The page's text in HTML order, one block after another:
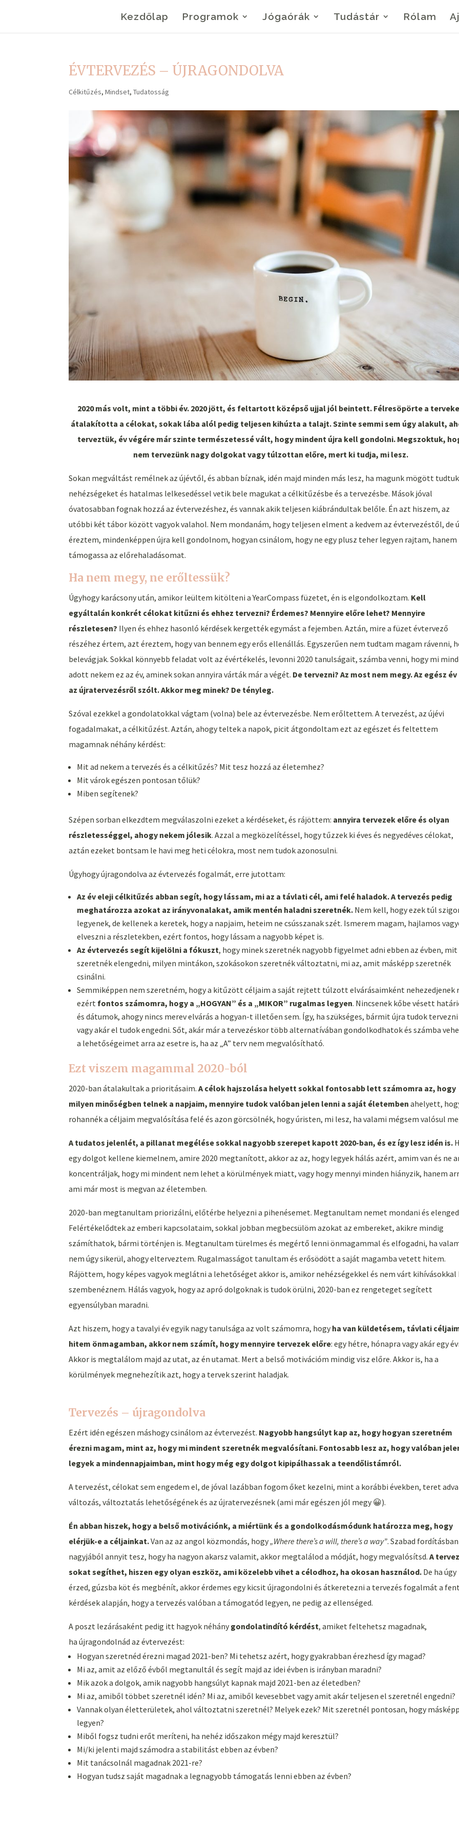
Kezdőlap Programok Jógaórák Tudástár Rólam
ÉVTERVEZÉS – ÚJRAGONDOLVA
Célkitűzés,Mindset,Tudatosság
2020 más volt, mint a többi év. 2020 jött, és feltartott középső ujjal jól beintett. Félresöpörte a
átalakította a célokat, sokak lába alól pedig teljesen kihúzta a talajt. Szinte semmi sem úgy alakult,
terveztük, év végére már szinte természetessé vált, hogy mindent újra kell gondolni. Megszoktuk,
nem tervezünk nagy dolgokat vagy túlzottan előre, mert ki tudja, mi lesz.
Sokan megváltást remélnek az újévtől, és abban bíznak, idén majd minden más lesz, ha magunk mögött
nehézségeket és hatalmas lelkesedéssel vetik bele magukat a célkitűzésbe és a tervezésbe. Mások jóval
óvatosabban fognak hozzá az évtervezéshez, és vannak akik teljesen kiábrándultak belőle. Én azt hiszem, az
utóbbi két tábor között vagyok valahol. Nem mondanám, hogy teljesen elment a kedvem az évtervezéstől, de
éreztem, mindenképpen újra kell gondolnom, hogyan csinálom, hogy ne egy plusz teher legyen rajtam, hanem
támogassa az előrehaladásomat.
Ha nem megy, ne erőltessük?
Úgyhogy karácsony után, amikor leültem kitölteni a YearCompass füzetet, én is elgondolkoztam. Kell
egyáltalán konkrét célokat kitűzni és ehhez tervezni? Érdemes? Mennyire előre lehet? Mennyire
részletesen? Ilyen és ehhez hasonló kérdések kergették egymást a fejemben. Aztán, mire a füzet évtervező
részéhez értem, azt éreztem, hogy van bennem egy erős ellenállás. Egyszerűen nem tudtam magam rávenni,
belevágjak. Sokkal könnyebb feladat volt az évértékelés, levonni 2020 tanulságait, számba venni, hogy mi
adott nekem ez az év, aminek sokan annyira várták már a végét. De tervezni? Az most nem megy. Az egész év
az újratervezésről szólt. Akkor meg minek? De tényleg.
Szóval ezekkel a gondolatokkal vágtam (volna) bele az évtervezésbe. Nem erőltettem. A tervezést, az újévi
fogadalmakat, a célkitűzést. Aztán, ahogy teltek a napok, picit átgondoltam ezt az egészet és feltettem
magamnak néhány kérdést:
Mit ad nekem a tervezés és a célkitűzés? Mit tesz hozzá az életemhez?
Mit várok egészen pontosan tőlük?
Miben segítenek?
Szépen sorban elkezdtem megválaszolni ezeket a kérdéseket, és rájöttem: annyira tervezek előre és olyan
részletességgel, ahogy nekem jólesik. Azzal a megközelítéssel, hogy tűzzek ki éves és negyedéves célokat,
aztán ezeket bontsam le havi meg heti célokra, most nem tudok azonosulni.
Úgyhogy újragondolva az évtervezés fogalmát, erre jutottam:
Az év eleji célkitűzés abban segít, hogy lássam, mi az a távlati cél, ami felé haladok. A tervezés pedig
meghatározza azokat az irányvonalakat, amik mentén haladni szeretnék. Nem kell, hogy ezek túl
legyenek, de kellenek a keretek, hogy a napjaim, heteim ne csússzanak szét. Ismerem magam, hajlamos
elveszni a részletekben, ezért fontos, hogy lássam a nagyobb képet is.
Az évtervezés segít kijelölni a fókuszt, hogy minek szeretnék nagyobb figyelmet adni ebben az évben, mit
szeretnék elengedni, milyen mintákon, szokásokon szeretnék változtatni, mi az, amit másképp szeretnék
csinálni.
Semmiképpen nem szeretném, hogy a kitűzött céljaim a saját rejtett túlzott elvárásaimként nehezedjenek
ezért fontos számomra, hogy a „HOGYAN” és a „MIKOR” rugalmas legyen. Nincsenek kőbe vésett
és dátumok, ahogy nincs merev elvárás a hogyan-t illetően sem. Így, ha szükséges, bármit újra tudok tervezni
vagy akár el tudok engedni. Sőt, akár már a tervezéskor több alternatívában gondolkodhatok és számba
a lehetőségeimet arra az esetre is, ha az „A” terv nem megvalósítható.
Ezt viszem magammal 2020-ból
2020-ban átalakultak a prioritásaim.A célok hajszolása helyett sokkal fontosabb lett számomra az, hogy
milyen minőségben telnek a napjaim, mennyire tudok valóban jelen lenni a saját életemben ahelyett,
rohannék a céljaim megvalósítása felé és azon görcsölnék, hogy úristen, mi lesz, ha valami mégsem valósul
A tudatos jelenlét, a pillanat megélése sokkal nagyobb szerepet kapott 2020-ban, és ez így lesz idén is.
egy dolgot kellene kiemelnem, amire 2020 megtanított, akkor az az, hogy legyek hálás azért, amim van és ne
koncentráljak, hogy mi mindent nem lehet a körülmények miatt, vagy hogy mennyi minden hiányzik, hanem
ami már most is megvan az életemben.
2020-ban megtanultam priorizálni, előtérbe helyezni a pihenésemet. Megtanultam nemet mondani és
Felértékelődtek az emberi kapcsolataim, sokkal jobban megbecsülöm azokat az embereket, akikre mindig
számíthatok, bármi történjen is. Megtanultam türelmes és megértő lenni önmagammal és elfogadni, ha
nem úgy sikerül, ahogy elterveztem. Rugalmasságot tanultam és erősödött a saját magamba vetett hitem.
Rájöttem, hogy képes vagyok meglátni a lehetőséget akkor is, amikor nehézségekkel és nem várt
szembenéznem. Hálás vagyok, hogy az apró dolgoknak is tudok örülni, 2020-ban ez rengeteget segített
egyensúlyban maradni.
Azt hiszem, hogy a tavalyi év egyik nagy tanulsága az volt számomra, hogy ha van küldetésem, távlati
hitem önmagamban, akkor nem számít, hogy mennyire tervezek előre: egy hétre, hónapra vagy akár egy
Akkor is megtalálom majd az utat, az én utamat. Mert a belső motivációm mindig visz előre. Akkor is, ha a
körülmények megnehezítik azt, hogy a tervek szerint haladjak.
Tervezés – újragondolva
Ezért idén egészen máshogy csinálom az évtervezést. Nagyobb hangsúlyt kap az, hogy hogyan szeretném
érezni magam, mint az, hogy mi mindent szeretnék megvalósítani. Fontosabb lesz az, hogy valóban
legyek a mindennapjaimban, mint hogy még egy dolgot kipipálhassak a teendőlistámról.
A tervezést, célokat sem engedem el, de jóval lazábban fogom őket kezelni, mint a korábbi években, teret
változás, változtatás lehetőségének és az újratervezésnek (ami már egészen jól megy 😀).
Én abban hiszek, hogy a belső motivációnk, a miértünk és a gondolkodásmódunk határozza meg, hogy
elérjük-e a céljainkat.Van az az angol közmondás, hogy„Where there’s a will, there’s a way”. Szabad
nagyjából annyit tesz, hogy ha nagyon akarsz valamit, akkor megtalálod a módját, hogy megvalósítsd.A
sokat segíthet, hiszen egy olyan eszköz, ami közelebb vihet a célodhoz, ha okosan használod. De ha úgy
érzed, gúzsba köt és megbénít, akkor érdemes egy kicsit újragondolni és átkeretezni a tervezés fogalmát a
kérdések alapján, hogy a tervezés valóban a támogatód legyen, ne pedig az ellenséged.
A poszt lezárásaként pedig itt hagyok néhány gondolatindító kérdést, amiket feltehetsz magadnak,
ha újragondolnád az évtervezést:
Hogyan szeretnéd érezni magad 2021-ben? Mi tehetsz azért, hogy gyakrabban érezhesd így magad?
Mi az, amit az előző évből megtanultál és segít majd az idei évben is irányban maradni?
Mik azok a dolgok, amik nagyobb hangsúlyt kapnak majd 2021-ben az életedben?
Mi az, amiből többet szeretnél idén? Mi az, amiből kevesebbet vagy amit akár teljesen el szeretnél engedni?
Vannak olyan életterületek, ahol változtatni szeretnél? Melyek ezek? Mit szeretnél pontosan, hogy
legyen?
Miből fogsz tudni erőt meríteni, ha nehéz időszakon mégy majd keresztül?
Mi/ki jelenti majd számodra a stabilitást ebben az évben?
Mit tanácsolnál magadnak 2021-re?
Hogyan tudsz saját magadnak a legnagyobb támogatás lenni ebben az évben?